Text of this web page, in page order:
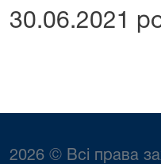
30.06.2021
2026 © Всі права